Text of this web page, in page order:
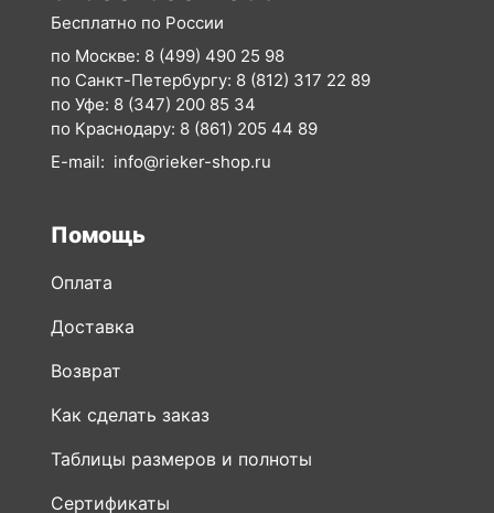
по Уфе:
8 (347) 200 85 34
по Краснодару:
E-mail:
info@rieker-shop.ru
Помощь
Доставка
Возврат
Как сделать заказ
Таблицы размеров и полноты
Сертификаты
Вопросы и ответы